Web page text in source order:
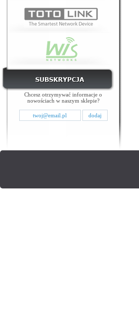
Chcesz otrzymywać informacje o
nowościach w naszym sklepie?